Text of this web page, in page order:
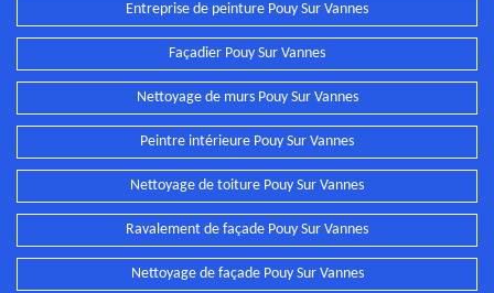
Entreprise de peinture Pouy Sur Vannes
Façadier Pouy Sur Vannes
Nettoyage de murs Pouy Sur Vannes
Peintre intérieure Pouy Sur Vannes
Nettoyage de toiture Pouy Sur Vannes
Ravalement de façade Pouy Sur Vannes
Nettoyage de façade Pouy Sur Vannes